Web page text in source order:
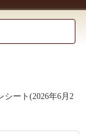
シート(2026年6月2